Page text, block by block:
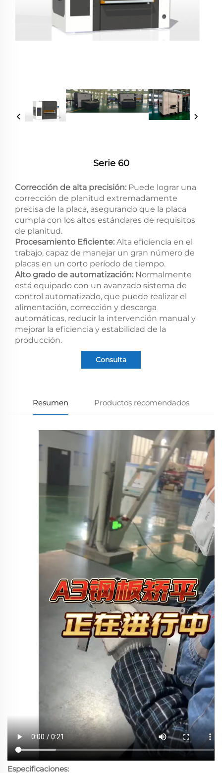
Serie 60
Corrección de alta precisión: Puede lograr una
corrección de planitud extremadamente
precisa de la placa, asegurando que la placa
cumpla con los altos estándares de requisitos
de planitud.
Procesamiento Eficiente: Alta eficiencia en el
trabajo, capaz de manejar un gran número de
placas en un corto período de tiempo.
Alto grado de automatización: Normalmente
está equipado con un avanzado sistema de
control automatizado, que puede realizar el
alimentación, corrección y descarga
automáticas, reducir la intervención manual y
mejorar la eficiencia y estabilidad de la
producción.
Consulta
Resumen Productos recomendados
Especificaciones: